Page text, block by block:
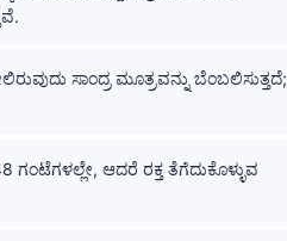
ಸಾಂದ್ರ ಮೂತ್ರವನ್ನು ಬೆಂಬಲಿಸುತ್ತದೆ;
ಗಂಟೆಗಳಲ್ಲೇ, ಆದರೆ ರಕ್ತ ತೆಗೆದುಕೊಳ್ಳುವ